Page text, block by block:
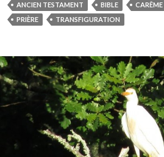
ANCIEN TESTAMENT BIBLE CARÊME
PRIÈRE
TRANSFIGURATION